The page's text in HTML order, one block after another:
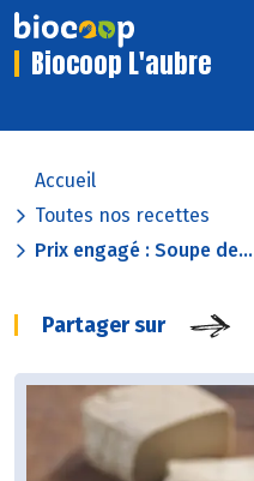
Biocoop L'aubre
Accueil
Toutes nos recettes
Prix engagé : Soupe de...
Partager sur